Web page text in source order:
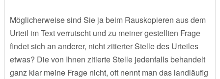
Möglicherweise sind Sie ja beim Rauskopieren aus dem
Urteil im Text verrutscht und zu meiner gestellten Frage
findet sich an anderer, nicht zitierter Stelle des Urteiles
etwas? Die von Ihnen zitierte Stelle jedenfalls behandelt
ganz klar meine Frage nicht, oft nennt man das landläufig